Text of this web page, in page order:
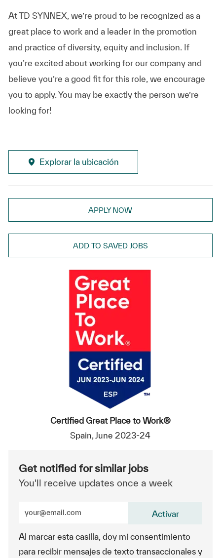
At TD SYNNEX, we’re proud to be recognized as a
great place to work and a leader in the promotion
and practice of diversity, equity and inclusion. If
you’re excited about working for our company and
believe you’re a good fit for this role, we encourage
you to apply. You may be exactly the person we’re
looking for!
Explorar la ubicación
APPLY NOW
ADD TO SAVED JOBS
Certified Great Place to Work®
Spain, June 2023-24
Get notified for similar jobs
You'll receive updates once a week
Al marcar esta casilla, doy mi consentimiento
para recibir mensajes de texto transaccionales y
Activar